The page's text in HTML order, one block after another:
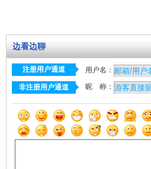
边看边聊
注册用户通道 用户名：
非注册用户通道 昵 称：